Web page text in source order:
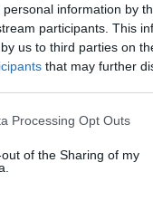
information by
participants. This
us to third parties on
that may further
Processing Opt Outs
of the Sharing of my
Caçadors de
30 de juliol de 2026
Carrega més